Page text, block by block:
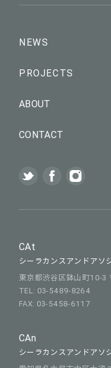
NEWS
PROJECTS
ABOUT
CONTACT
CAt
シーラカンスアンドアソ
東京都渋谷区鉢山町10-3
TEL: 03-5489-8264
FAX: 03-5458-6117
CAn
シーラカンスアンドアソ